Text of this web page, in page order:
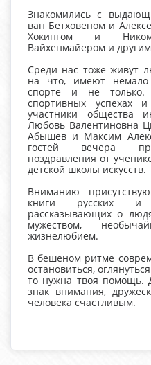
Знакомились с
ван Бетховеном и
Хокингом и
Вайхенмайером и
Среди нас тоже живут
на что, имеют
спорте и не
спортивных успехах
участники общества
Любовь Валентиновна
Абышев и Максим
гостей вечера
поздравления от
детской школы искусств.
Вниманию
книги русских и
рассказывающих о
мужеством,
жизнелюбием.
В бешеном ритме
остановиться,
то нужна твоя помощь.
знак внимания,
человека счастливым.